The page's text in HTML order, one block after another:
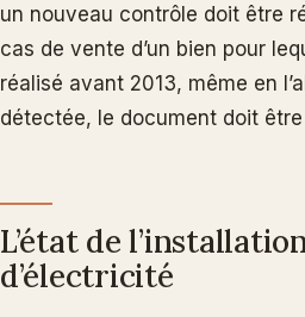
un nouveau contrôle doit être
cas de vente d’un bien pour
réalisé avant 2013, même en
détectée, le document doit
L’état de
d’électricité